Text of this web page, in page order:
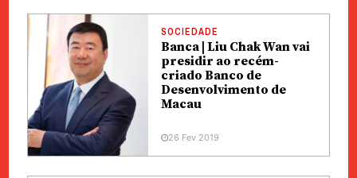
SOCIEDADE
Banca | Liu Chak Wan vai
presidir ao recém-
criado Banco de
Desenvolvimento de
Macau
26 Fev 2019